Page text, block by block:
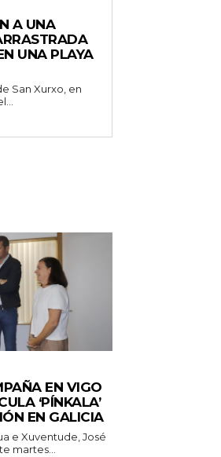
A UNA
UNA PLAYA
San Xurxo, en
EN VIGO
‘PÍNKALA’
EN GALICIA
e Xuventude, José
martes...